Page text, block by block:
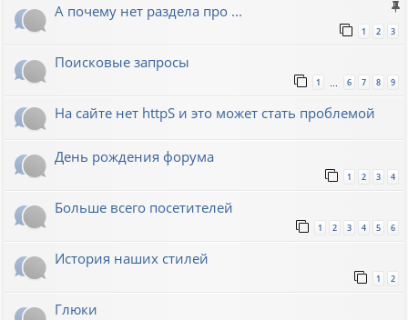
А почему нет раздела про ...
1 2 3
Поисковые запросы
1 6 7 8 9
На сайте нет httpS и это может стать проблемой
День рождения форума
1 2 3 4
Больше всего посетителей
1 2 3 4 5 6
История наших стилей
1 2
Глюки